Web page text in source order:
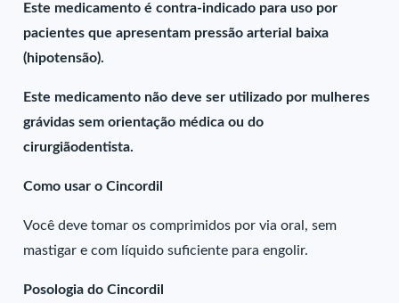
Este medicamento é contra-indicado para uso por
pacientes que apresentam pressão arterial baixa
(hipotensão).
Este medicamento não deve ser utilizado por mulheres
grávidas sem orientação médica ou do
cirurgiãodentista.
Como usar o Cincordil
Você deve tomar os comprimidos por via oral, sem
mastigar e com líquido suficiente para engolir.
Posologia do Cincordil